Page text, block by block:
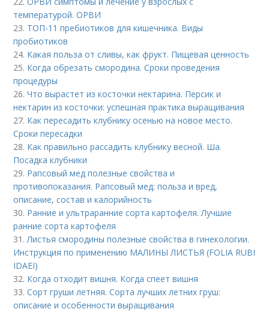
температурой. ОРВИ
23. ТОП-11 пребиотиков для кишечника. Виды
пробиотиков
24. Какая польза от сливы, как фрукт. Пищевая ценность
25. Когда обрезать смородина. Сроки проведения
процедуры
26.Что вырастет из косточки нектарина. Персик и
нектарин из косточки: успешная практика выращивания
27. Как пересадить клубнику осенью на новое место.
Сроки пересадки
28. Как правильно рассадить клубнику весной. Ша.
Посадка клубники
29. Рапсовый мед полезные свойства и
противопоказания. Рапсовый мед: польза и вред,
описание, состав и калорийность
30. Ранние и ультраранние сорта картофеля. Лучшие
ранние сорта картофеля
31.Листья смородины полезные свойства в гинекологии.
Инструкция по применению МАЛИНЫ ЛИСТЬЯ (FOLIA RUBI
IDAEI)
32. Когда отходит вишня. Когда спеет вишня
33.Сорт груши летняя. Сорта лучших летних груш:
описание и особенности выращивания